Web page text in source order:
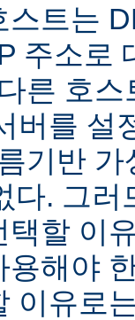
스트는
주소로
른 호
버를 설
기반
다. 그
택할 이
용해야
이유로